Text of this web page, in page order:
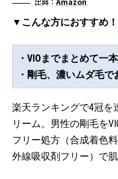
▼こんな方におすすめ！
・VIOまでまとめて一
・剛毛、濃いムダ毛
楽天ランキングで4冠を
リーム。男性の剛毛を
フリー処方（合成着色
外線吸収剤フリー）で